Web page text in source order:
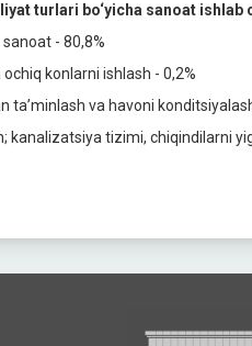
turlari bo‘yicha sanoat ishlab
- 80,8%
ochiq konlarni ishlash - 0,2%
ta’minlash va havoni
kanalizatsiya tizimi, chiqindilarni